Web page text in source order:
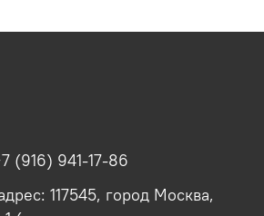
(916) 941-17-86
117545, город Москва,